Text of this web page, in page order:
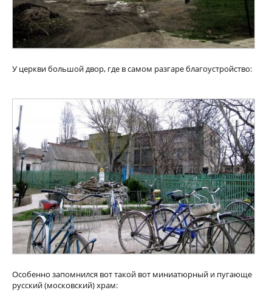
У церкви большой двор, где в самом разгаре благоустройство:
Особенно запомнился вот такой вот миниатюрный и пугающе
русский (московский) храм: